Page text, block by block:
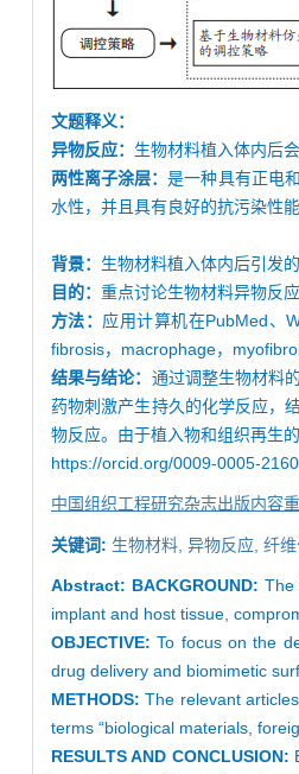
文题释义：
异物反应： 生物材料植入体内后
两性离子涂层：是一种具有正电
水性，并且具有良好的抗污染性
背景： 生物材料植入体内后引发
目的： 重点讨论生物材料异物反
方法： 应用计算机在PubMed、
fibrosis，macrophage，
结果与结论： 通过调整生物材料
药物刺激产生持久的化学反应，
物反应。由于植入物和组织再生
https://orcid.org/0009-0005-
中国组织工程研究杂志出版内容
关键词: 生物材料, 异物反应, 纤
Abstract: BACKGROUND: The
implant and host tissue,
OBJECTIVE:To focus on the
drug delivery and biomimetic
METHODS:The relevant
terms “biological materials,
RESULTS AND CONCLUSION: